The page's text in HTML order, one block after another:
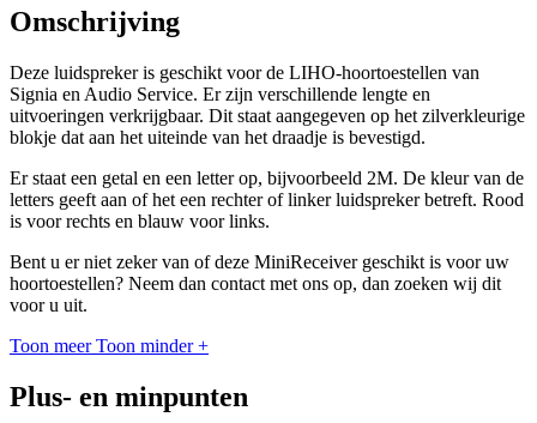
Omschrijving
Deze luidspreker is geschikt voor de LIHO-hoortoestellen van
Signia en Audio Service. Er zijn verschillende lengte en
uitvoeringen verkrijgbaar. Dit staat aangegeven op het zilverkleurige
blokje dat aan het uiteinde van het draadje is bevestigd.
Er staat een getal en een letter op, bijvoorbeeld 2M. De kleur van de
letters geeft aan of het een rechter of linker luidspreker betreft. Rood
is voor rechts en blauw voor links.
Bent u er niet zeker van of deze MiniReceiver geschikt is voor uw
hoortoestellen? Neem dan contact met ons op, dan zoeken wij dit
voor u uit.
Toon meer Toon minder +
Plus- en minpunten